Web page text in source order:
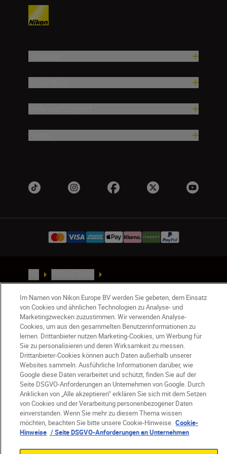
Kontakt
Datenschutzhinweis
Nutzungsbedingungen
Geschäftsbedingungen des Nikon Stores
Cookie-Hinweise
Barrierefreiheit
Cookie-Einstellungen
© 2026 Nikon
SKIP
Im Namen von Nikon Europe BV werden Sie gebeten, dem Einsatz
von Cookies und ähnlichen Technologien zu Analyse- und
Marketingzwecken zuzustimmen. Wir verwenden Analyse-
Cookies, um aus den gesammelten Benutzerinformationen zu
lernen. Drittanbieter nutzen Marketing-Cookies, um Werbung für
Sie zu personalisieren und deren Wirksamkeit zu messen.
Drittanbieter-Cookies können auch Daten außerhalb unserer
Websites sammeln. Ausführliche Informationen darüber, wie
Google diese Daten verarbeitet und schützt, finden Sie auf der
Seite DSGVO-Anforderungen an Unternehmen von Google. Durch
Anklicken von „Alle akzeptieren“ erklären Sie sich mit dem Setzen
von Cookies und der Verarbeitung personenbezogener Daten
einverstanden. Wenn Sie mehr zu diesem Thema wissen
möchten, beachten Sie bitte unsere Cookie-Hinweise. Cookie-
Hinweise / Seite DSGVO-Anforderungen an Unternehmen